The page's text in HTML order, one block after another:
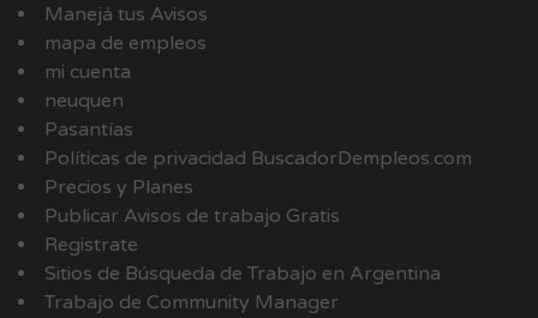
Manejá tus Avisos
mapa de empleos
mi cuenta
neuquen
Pasantías
Políticas de privacidad BuscadorDempleos.com
Precios y Planes
Publicar Avisos de trabajo Gratis
Registrate
Sitios de Búsqueda de Trabajo en Argentina
Trabajo de Community Manager